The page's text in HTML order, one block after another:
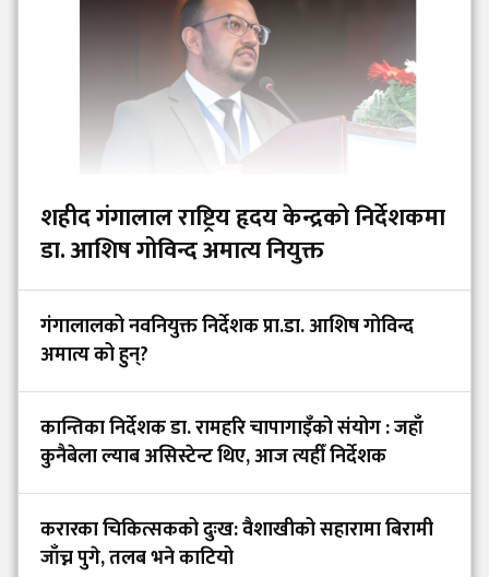
शहीद गंगालाल राष्ट्रिय हृदय केन्द्रको निर्देशकमा
डा. आशिष गोविन्द अमात्य नियुक्त
गंगालालको नवनियुक्त निर्देशक प्रा.डा. आशिष गोविन्द
अमात्य को हुन्?
कान्तिका निर्देशक डा. रामहरि चापागाइँको संयोग : जहाँ
कुनैबेला ल्याब असिस्टेन्ट थिए, आज त्यहीँ निर्देशक
करारका चिकित्सकको दुःख: वैशाखीको सहारामा बिरामी
जाँच्न पुगे, तलब भने काटियो